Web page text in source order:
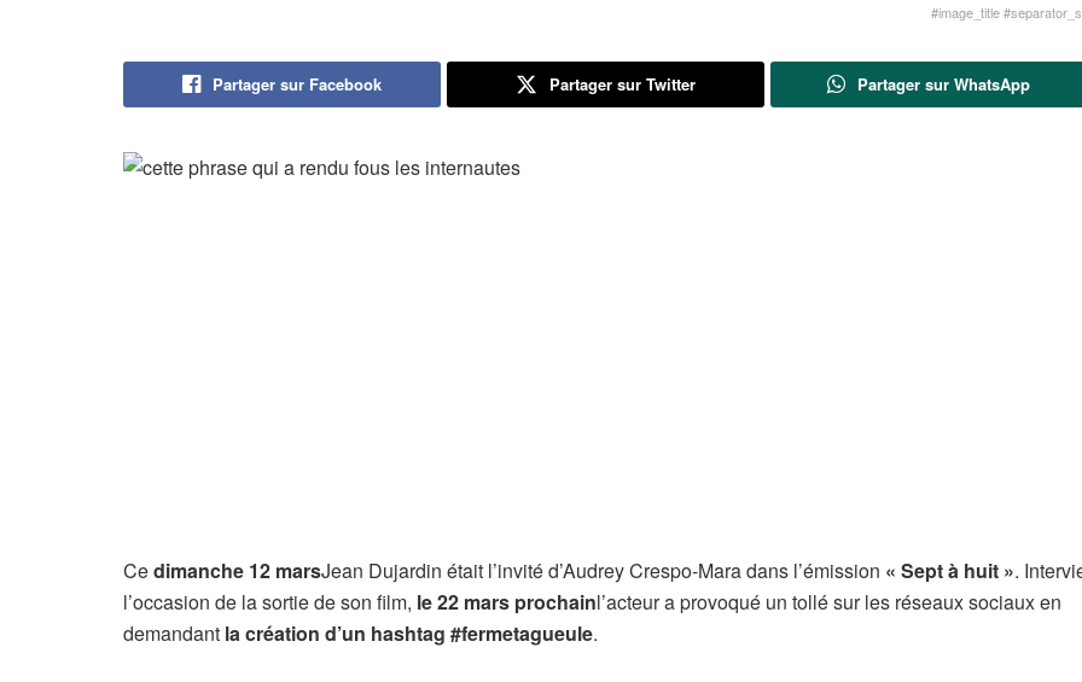
#image_title
Partager sur Facebook Partager sur Twitter Partager sur WhatsApp
Cedimanche 12 marsJean Dujardin était l’invité d’Audrey Crespo-Mara dans l’émission « Sept à huit ».
l’occasion de la sortie de son film, le 22 mars prochainl’acteur a provoqué un tollé sur les réseaux sociaux en
demandant la création d’un hashtag #fermetagueule.